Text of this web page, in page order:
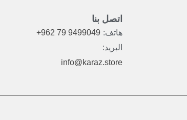
اتصل بنا
هاتف: +962 79 9499049
البريد:
info@karaz.store